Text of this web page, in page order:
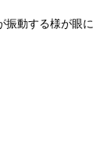
振動する様が眼に